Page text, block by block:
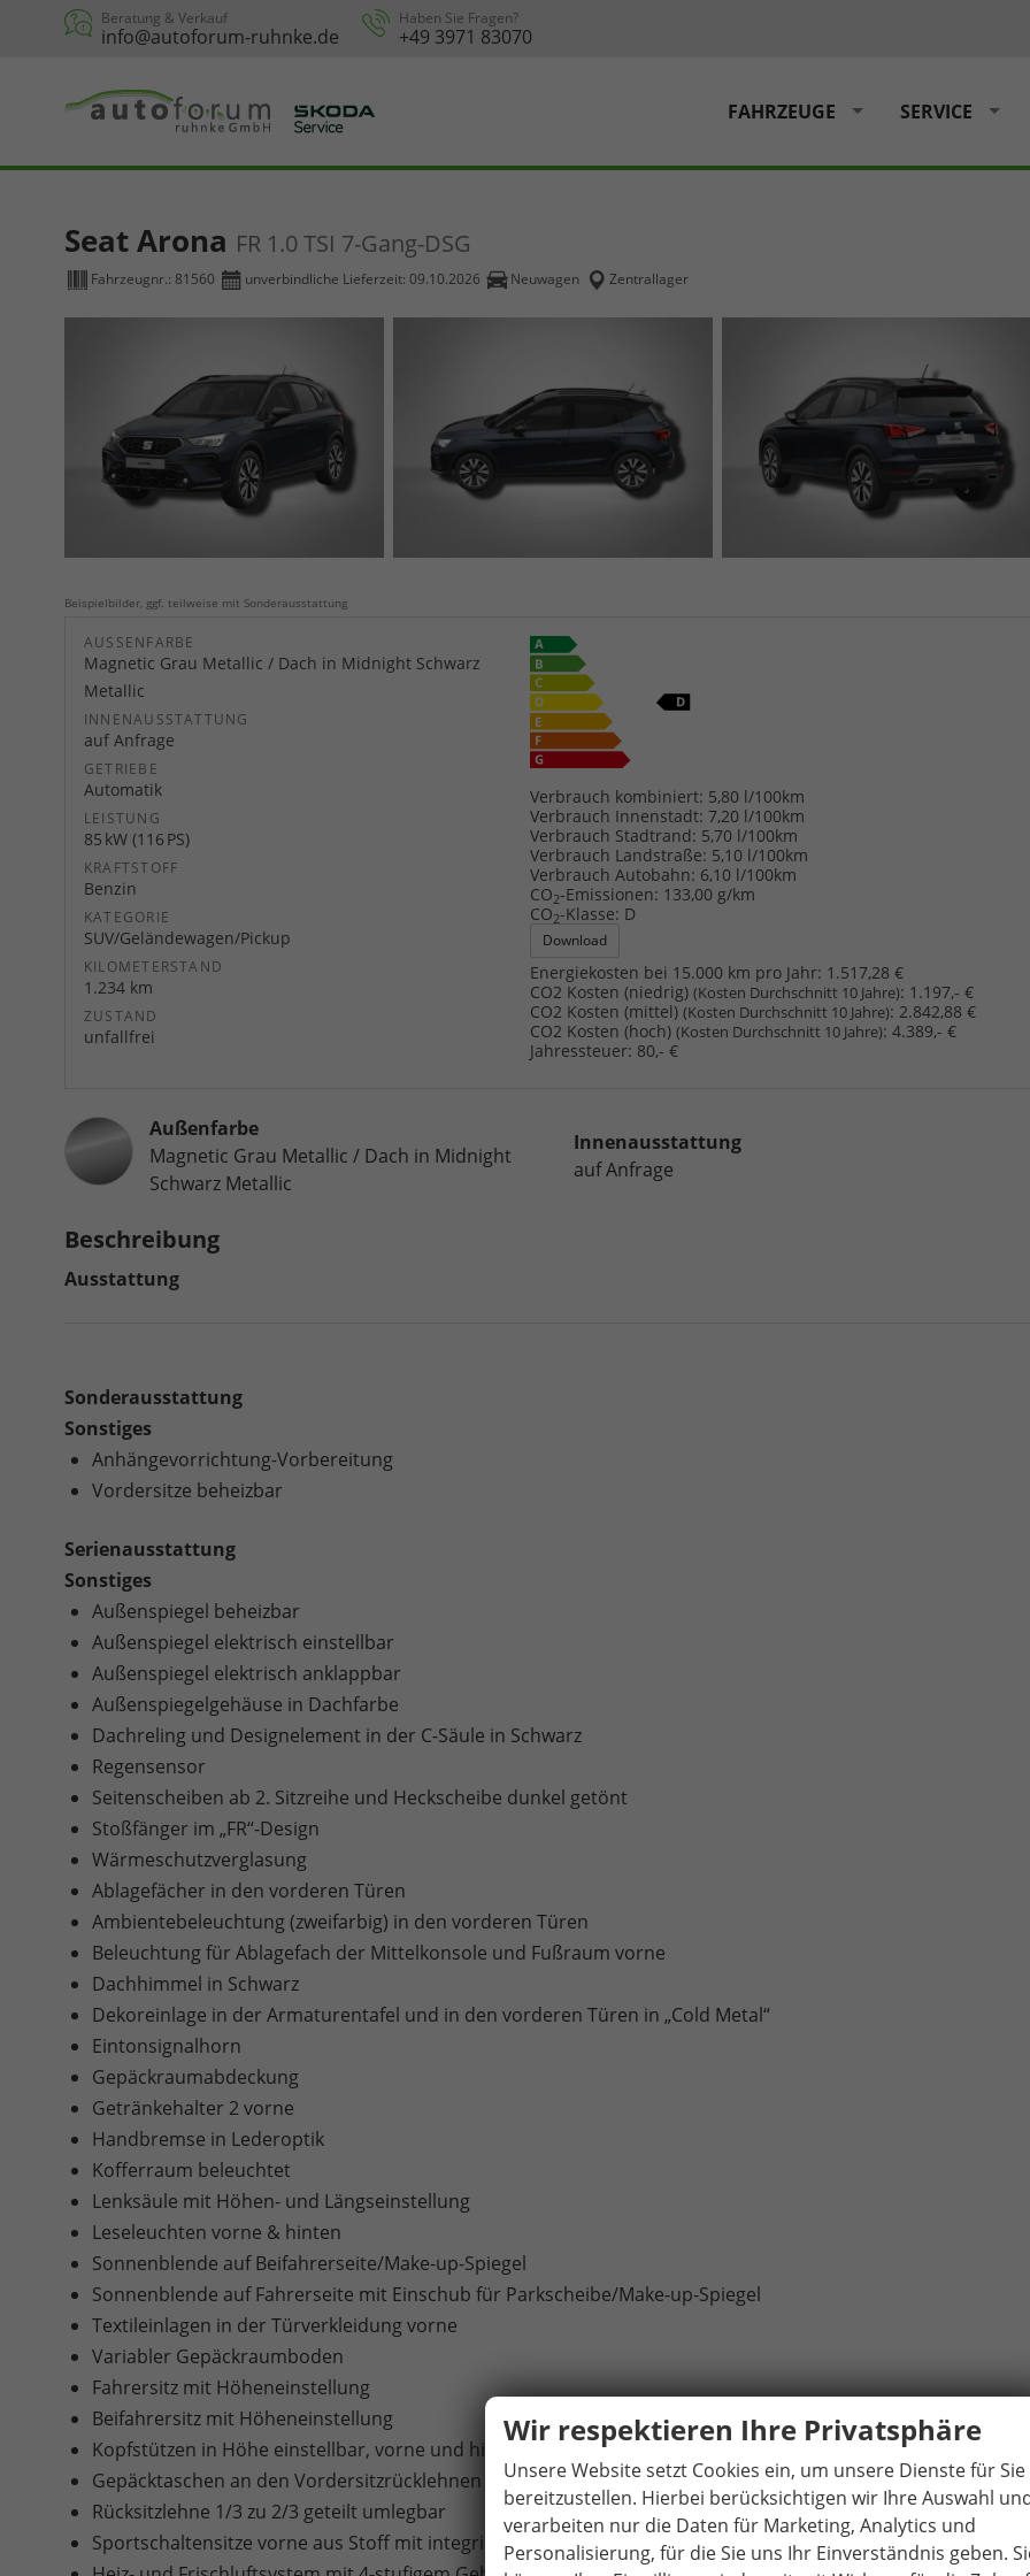
Beratung & Verkauf
info@autoforum-ruhnke.de
Haben Sie Fragen?
+49 3971 83070
FAHRZEUGE SERVICE
Seat Arona FR 1.0 TSI 7-Gang-DSG
Fahrzeugnr.: 81560 unverbindliche Lieferzeit: 09.10.2026 Neuwagen Zentrallager
Beispielbilder, ggf. teilweise mit Sonderausstattung
AUSSENFARBE
Magnetic Grau Metallic / Dach in Midnight Schwarz
Metallic
INNENAUSSTATTUNG
auf Anfrage
GETRIEBE
Automatik
LEISTUNG
85 kW (116 PS)
KRAFTSTOFF
Benzin
KATEGORIE
SUV/Geländewagen/Pickup
KILOMETERSTAND
1.234 km
ZUSTAND
unfallfrei
Verbrauch kombiniert: 5,80 l/100km
Verbrauch Innenstadt: 7,20 l/100km
Verbrauch Stadtrand: 5,70 l/100km
Verbrauch Landstraße: 5,10 l/100km
Verbrauch Autobahn: 6,10 l/100km
CO2-Emissionen: 133,00 g/km
CO2-Klasse: D
Download
Energiekosten bei 15.000 km pro Jahr: 1.517,28 €
CO2 Kosten (niedrig) (Kosten Durchschnitt 10 Jahre): 1.197,- €
CO2 Kosten (mittel) (Kosten Durchschnitt 10 Jahre): 2.842,88 €
CO2 Kosten (hoch) (Kosten Durchschnitt 10 Jahre): 4.389,- €
Jahressteuer: 80,- €
Außenfarbe
Magnetic Grau Metallic / Dach in Midnight
Schwarz Metallic
Innenausstattung
auf Anfrage
Beschreibung
Ausstattung
Sonderausstattung
Sonstiges
Anhängevorrichtung-Vorbereitung
Vordersitze beheizbar
Serienausstattung
Sonstiges
Außenspiegel beheizbar
Außenspiegel elektrisch einstellbar
Außenspiegel elektrisch anklappbar
Außenspiegelgehäuse in Dachfarbe
Dachreling und Designelement in der C-Säule in Schwarz
Regensensor
Seitenscheiben ab 2. Sitzreihe und Heckscheibe dunkel getönt
Stoßfänger im „FR“-Design
Wärmeschutzverglasung
Ablagefächer in den vorderen Türen
Ambientebeleuchtung (zweifarbig) in den vorderen Türen
Beleuchtung für Ablagefach der Mittelkonsole und Fußraum vorne
Dachhimmel in Schwarz
Dekoreinlage in der Armaturentafel und in den vorderen Türen in „Cold Metal“
Eintonsignalhorn
Gepäckraumabdeckung
Getränkehalter 2 vorne
Handbremse in Lederoptik
Kofferraum beleuchtet
Lenksäule mit Höhen- und Längseinstellung
Leseleuchten vorne & hinten
Sonnenblende auf Beifahrerseite/Make-up-Spiegel
Sonnenblende auf Fahrerseite mit Einschub für Parkscheibe/Make-up-Spiegel
Textileinlagen in der Türverkleidung vorne
Variabler Gepäckraumboden
Fahrersitz mit Höheneinstellung
Beifahrersitz mit Höheneinstellung
Kopfstützen in Höhe einstellbar, vorne und hinten
Gepäcktaschen an den Vordersitzrücklehnen
Rücksitzlehne 1/3 zu 2/3 geteilt umlegbar
Sportschaltensitze vorne aus Stoff mit integrierter Kopfstütze
Wir respektieren Ihre Privatsphäre
Unsere Website setzt Cookies ein, um unsere Dienste für Sie
bereitzustellen. Hierbei berücksichtigen wir Ihre Auswahl
verarbeiten nur die Daten für Marketing, Analytics und
Personalisierung, für die Sie uns Ihr Einverständnis geben.